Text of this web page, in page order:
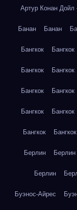
Артур Конан
Банан Банан
Бангкок Бангкок
Бангкок Бангкок
Бангкок Бангкок
Бангкок Бангкок
Бангкок Бангкок
Берлин Берлин
Берлин
Буэнос-Айрес